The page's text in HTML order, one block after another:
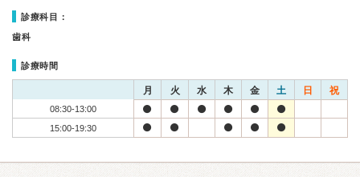
診療科目：
歯科
診療時間
月 火 水 木 金 土 日 祝
08:30-13:00
15:00-19:30